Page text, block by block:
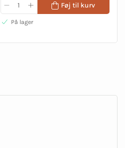
Føj til kurv
På lager